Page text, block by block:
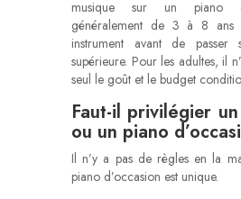
musique sur un piano
généralement de 3 à 8 ans
instrument avant de passer
supérieure. Pour les adultes, il
seul le goût et le budget
Faut-il privilégier
ou un piano
Il n’y a pas de règles en la
piano d’occasion est unique.